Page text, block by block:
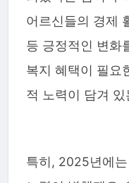
어르신들의 경제
등 긍정적인 변화
복지 혜택이 필요
적 노력이 담겨
특히, 2025년에